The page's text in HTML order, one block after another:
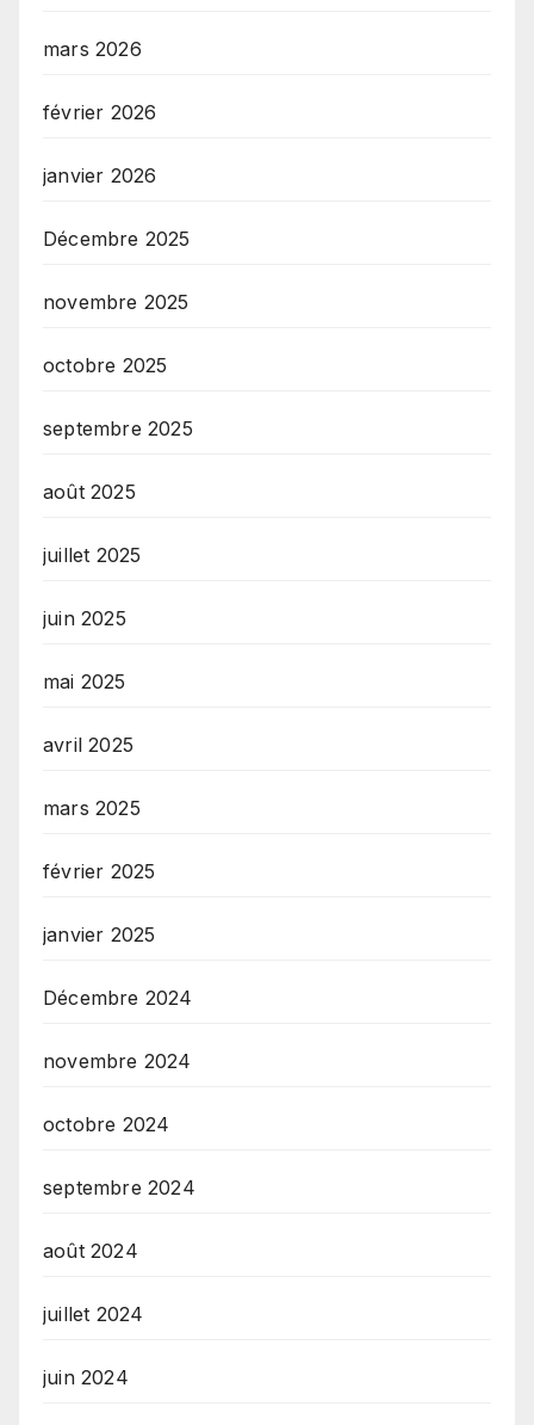
mars 2026
février 2026
janvier 2026
Décembre 2025
novembre 2025
octobre 2025
septembre 2025
août 2025
juillet 2025
juin 2025
mai 2025
avril 2025
mars 2025
février 2025
janvier 2025
Décembre 2024
novembre 2024
octobre 2024
septembre 2024
août 2024
juillet 2024
juin 2024